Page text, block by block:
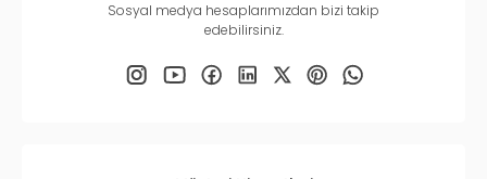
Sosyal medya hesaplarımızdan bizi takip
edebilirsiniz.